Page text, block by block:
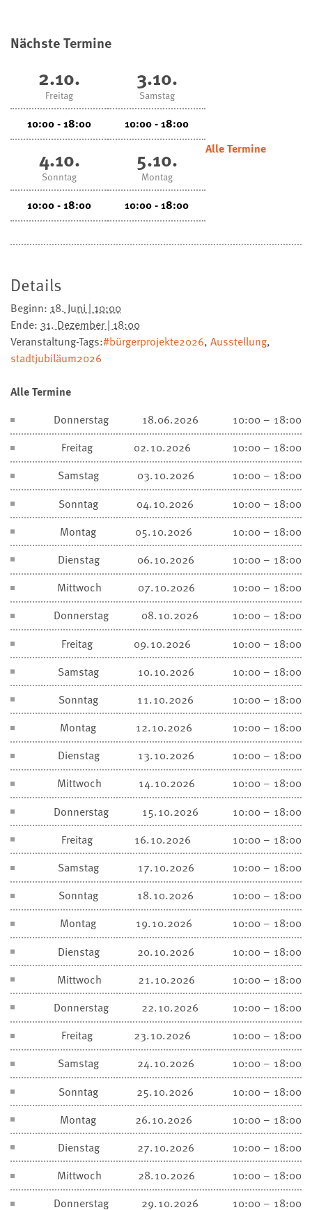
Nächste Termine
2.10.
Freitag
10:00 - 18:00
3.10.
Samstag
10:00 - 18:00
4.10.
Sonntag
10:00 - 18:00
5.10.
Montag
10:00 - 18:00
Alle Termine
Details
Beginn: 18. Juni | 10:00
Ende: 31. Dezember | 18:00
Veranstaltung-Tags:#bürgerprojekte2026, Ausstellung,
stadtjubiläum2026
Alle Termine
Donnerstag
18.06.2026
10:00 – 18:00
Freitag
02.10.2026
10:00 – 18:00
Samstag
03.10.2026
10:00 – 18:00
Sonntag
04.10.2026
10:00 – 18:00
Montag
05.10.2026
10:00 – 18:00
Dienstag
06.10.2026
10:00 – 18:00
Mittwoch
07.10.2026
10:00 – 18:00
Donnerstag
08.10.2026
10:00 – 18:00
Freitag
09.10.2026
10:00 – 18:00
Samstag
10.10.2026
10:00 – 18:00
Sonntag
11.10.2026
10:00 – 18:00
Montag
12.10.2026
10:00 – 18:00
Dienstag
13.10.2026
10:00 – 18:00
Mittwoch
14.10.2026
10:00 – 18:00
Donnerstag
15.10.2026
10:00 – 18:00
Freitag
16.10.2026
10:00 – 18:00
Samstag
17.10.2026
10:00 – 18:00
Sonntag
18.10.2026
10:00 – 18:00
Montag
19.10.2026
10:00 – 18:00
Dienstag
20.10.2026
10:00 – 18:00
Mittwoch
21.10.2026
10:00 – 18:00
Donnerstag
22.10.2026
10:00 – 18:00
Freitag
23.10.2026
10:00 – 18:00
Samstag
24.10.2026
10:00 – 18:00
Sonntag
25.10.2026
10:00 – 18:00
Montag
26.10.2026
10:00 – 18:00
Dienstag
27.10.2026
10:00 – 18:00
Mittwoch
28.10.2026
10:00 – 18:00
Donnerstag
29.10.2026 10:00 – 18:00